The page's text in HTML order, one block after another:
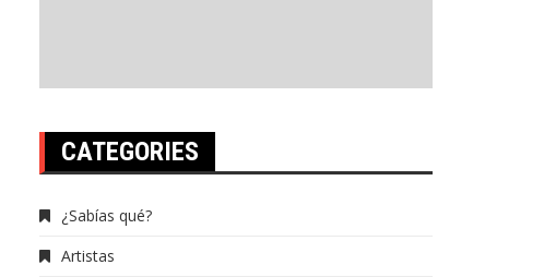
CATEGORIES
¿Sabías qué?
Artistas